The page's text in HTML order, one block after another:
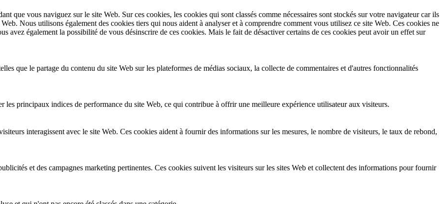
que vous naviguez sur le site Web. Sur ces cookies, les cookies qui sont classés comme nécessaires sont stockés sur votre navigateur car ils
Nous utilisons également des cookies tiers qui nous aident à analyser et à comprendre comment vous utilisez ce site Web. Ces cookies ne
avez également la possibilité de vous désinscrire de ces cookies. Mais le fait de désactiver certains de ces cookies peut avoir un effet sur
que le partage du contenu du site Web sur les plateformes de médias sociaux, la collecte de commentaires et d'autres fonctionnalités
les principaux indices de performance du site Web, ce qui contribue à offrir une meilleure expérience utilisateur aux visiteurs.
interagissent avec le site Web. Ces cookies aident à fournir des informations sur les mesures, le nombre de visiteurs, le taux de rebond,
et des campagnes marketing pertinentes. Ces cookies suivent les visiteurs sur les sites Web et collectent des informations pour fournir